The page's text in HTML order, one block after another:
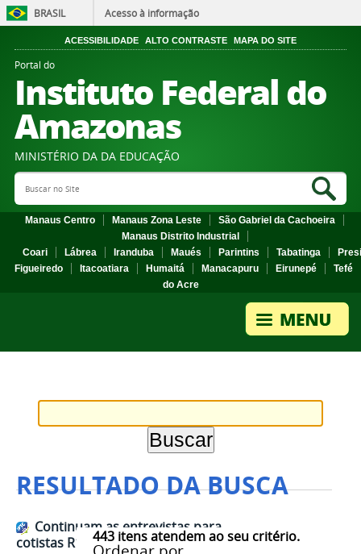
BRASIL Acesso à informação
ACESSIBILIDADE ALTO CONTRASTE MAPA DO SITE
Portal do
Instituto Federal do
Amazonas
MINISTÉRIO DA DA EDUCAÇÃO
Search Site
Manaus Centro Manaus Zona Leste
São Gabriel da Cachoeira
Manaus Distrito Industrial
Coari
Lábrea Iranduba Maués Parintins Tabatinga
Figueiredo
Itacoatiara Humaitá Manacapuru Eirunepé
Tefé
do Acre
RESULTADO DA BUSCA
443itens atendem ao seu critério.
Continuam as entrevistas para
cotistas R1 e R4